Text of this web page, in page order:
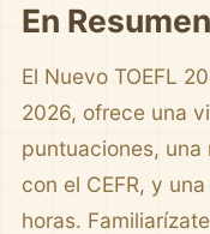
En Resumen
El Nuevo TOEFL
2026, ofrece una
puntuaciones,
con el CEFR, y
horas.